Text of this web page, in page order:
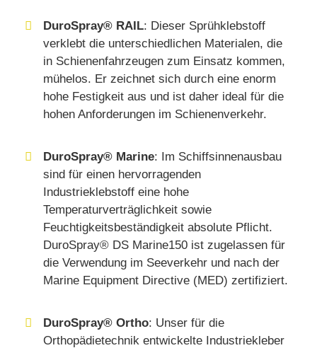
DuroSpray® RAIL: Dieser Sprühklebstoff
verklebt die unterschiedlichen Materialen, die
in Schienenfahrzeugen zum Einsatz kommen,
mühelos. Er zeichnet sich durch eine enorm
hohe Festigkeit aus und ist daher ideal für die
hohen Anforderungen im Schienenverkehr.
DuroSpray® Marine: Im Schiffsinnenausbau
sind für einen hervorragenden
Industrieklebstoff eine hohe
Temperaturverträglichkeit sowie
Feuchtigkeitsbeständigkeit absolute Pflicht.
DuroSpray® DS Marine150 ist zugelassen für
die Verwendung im Seeverkehr und nach der
Marine Equipment Directive (MED) zertifiziert.
DuroSpray® Ortho: Unser für die
Orthopädietechnik entwickelte Industriekleber